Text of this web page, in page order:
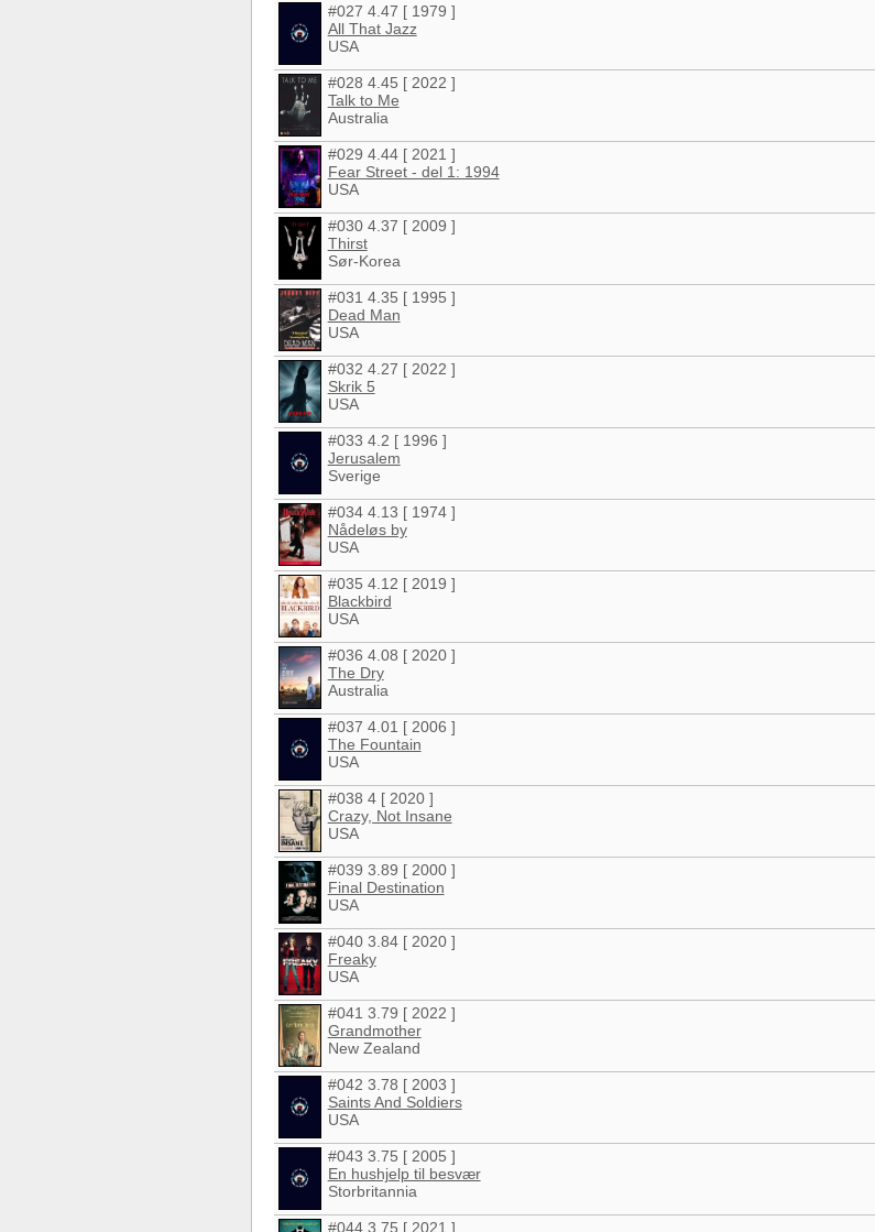
#027 4.47 [ 1979 ]
All That Jazz
USA
#028 4.45 [ 2022 ]
Talk to Me
Australia
#029 4.44 [ 2021 ]
Fear Street - del 1: 1994
USA
#030 4.37 [ 2009 ]
Thirst
Sør-Korea
#031 4.35 [ 1995 ]
Dead Man
USA
#032 4.27 [ 2022 ]
Skrik 5
USA
#033 4.2 [ 1996 ]
Jerusalem
Sverige
#034 4.13 [ 1974 ]
Nådeløs by
USA
#035 4.12 [ 2019 ]
Blackbird
USA
#036 4.08 [ 2020 ]
The Dry
Australia
#037 4.01 [ 2006 ]
The Fountain
USA
#038 4 [ 2020 ]
Crazy, Not Insane
USA
#039 3.89 [ 2000 ]
Final Destination
USA
#040 3.84 [ 2020 ]
Freaky
USA
#041 3.79 [ 2022 ]
Grandmother
New Zealand
#042 3.78 [ 2003 ]
Saints And Soldiers
USA
#043 3.75 [ 2005 ]
En hushjelp til besvær
Storbritannia
#044 3.75 [ 2021 ]